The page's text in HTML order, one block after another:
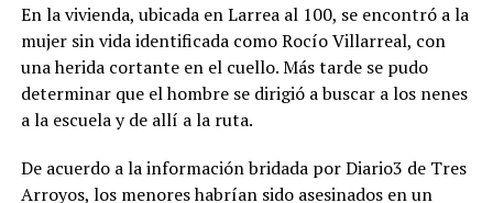
En la vivienda, ubicada en Larrea al 100, se encontró a la
mujer sin vida identificada como Rocío Villarreal, con
una herida cortante en el cuello. Más tarde se pudo
determinar que el hombre se dirigió a buscar a los nenes
a la escuela y de allí a la ruta.
De acuerdo a la información bridada por Diario3 de Tres
Arroyos, los menores habrían sido asesinados en un